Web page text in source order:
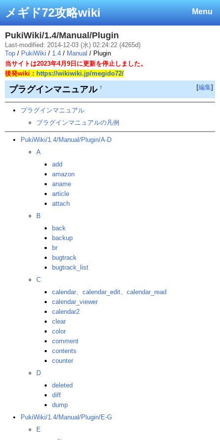
Menu
メギド72攻略wiki
PukiWiki/1.4/Manual/Plugin
Last-modified: 2014-12-03 (水) 02:24:22 (4265d)
Top / PukiWiki / 1.4 / Manual / Plugin
当サイトは2023年4月9日に更新を停止しました。
後発wiki： https://wikiwiki.jp/megido72/
プラグインマニュアル † [編集]
プラグインマニュアル
プラグインマニュアルの凡例
PukiWiki/1.4/Manual/Plugin/A-D
A
add
amazon
aname
article
attach
B
back
backup
br
bugtrack
bugtrack_list
C
calendar、calendar_edit、calendar_read
calendar_viewer
calendar2
clear
color
comment
contents
counter
D
deleted
diff
dump
PukiWiki/1.4/Manual/Plugin/E-G
E